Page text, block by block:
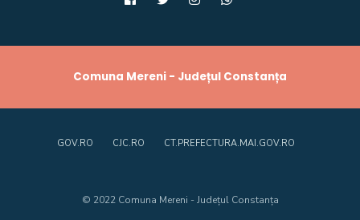
Comuna Mereni - Județul Constanța
GOV.RO CJC.RO CT.PREFECTURA.MAI.GOV.RO
© 2022 Comuna Mereni - Județul Constanța